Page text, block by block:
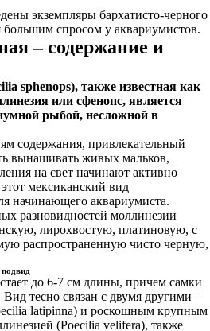
экземпляры бархатисто-черного
большим спросом у аквариумистов.
– содержание и
sphenops), также известная как
или сфенопс, является
рыбой, несложной в
содержания, привлекательный
вынашивать живых мальков,
на свет начинают активно
этот мексиканский вид
начинающего аквариумиста.
разновидностей моллинезии
лирохвостую, платиновую, с
распространенную чисто черную,
до 6-7 см длины, причем самки
тесно связан с двумя другими ‒
latipinna) и роскошным крупным
(Poecilia velifera), также